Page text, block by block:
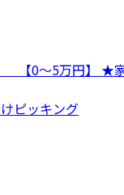
【0～5万円】
ピッキング